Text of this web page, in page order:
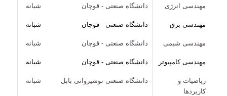
مهندسی انرژی
دانشگاه صنعتی - قوچان
شبانه
مهندسی برق
دانشگاه صنعتی - قوچان
شبانه
مهندسی شیمی
دانشگاه صنعتی - قوچان
شبانه
مهندسی کامپیوتر
دانشگاه صنعتی - قوچان
شبانه
ریاضیات و
کاربردها
دانشگاه صنعتی نوشیروانی بابل شبانه